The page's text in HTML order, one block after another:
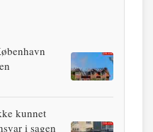
kunnet
i sagen